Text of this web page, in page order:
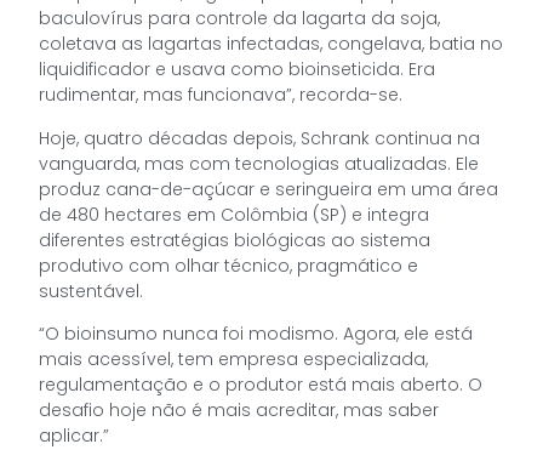
baculovírus para controle da lagarta da soja,
coletava as lagartas infectadas, congelava, batia no
liquidificador e usava como bioinseticida. Era
rudimentar, mas funcionava”, recorda-se.
Hoje, quatro décadas depois, Schrank continua na
vanguarda, mas com tecnologias atualizadas. Ele
produz cana-de-açúcar e seringueira em uma área
de 480 hectares em Colômbia (SP) e integra
diferentes estratégias biológicas ao sistema
produtivo com olhar técnico, pragmático e
sustentável.
“O bioinsumo nunca foi modismo. Agora, ele está
mais acessível, tem empresa especializada,
regulamentação e o produtor está mais aberto. O
desafio hoje não é mais acreditar, mas saber
aplicar.”